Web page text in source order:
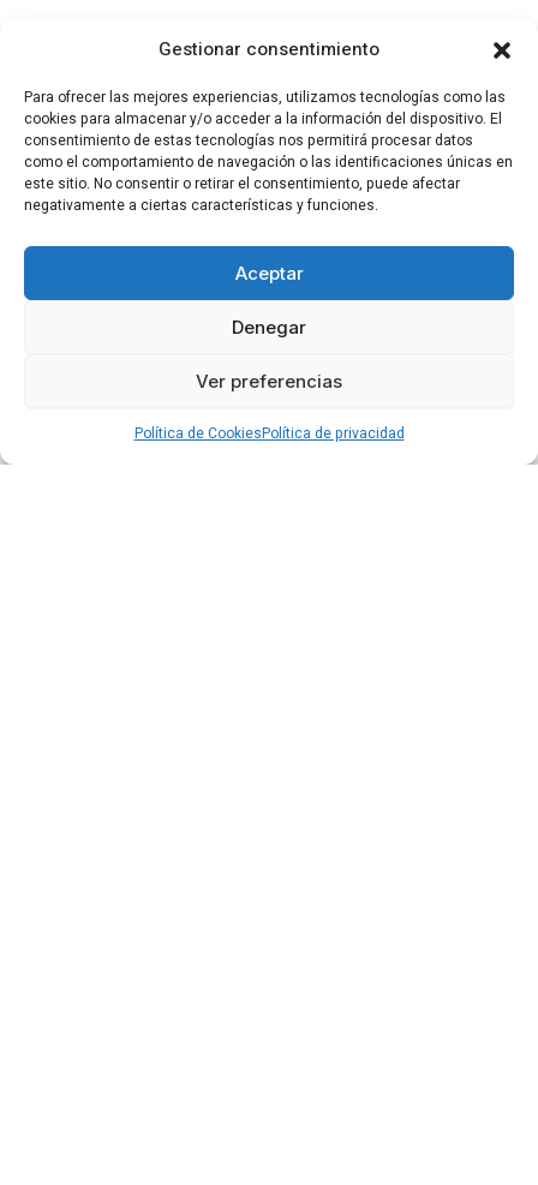
Gestionar consentimiento
Para ofrecer las mejores experiencias, utilizamos tecnologías como las
cookies para almacenar y/o acceder a la información del dispositivo. El
consentimiento de estas tecnologías nos permitirá procesar datos
como el comportamiento de navegación o las identificaciones únicas en
este sitio. No consentir o retirar el consentimiento, puede afectar
negativamente a ciertas características y funciones.
Aceptar
Denegar
Ver preferencias
Política de CookiesPolítica de privacidad